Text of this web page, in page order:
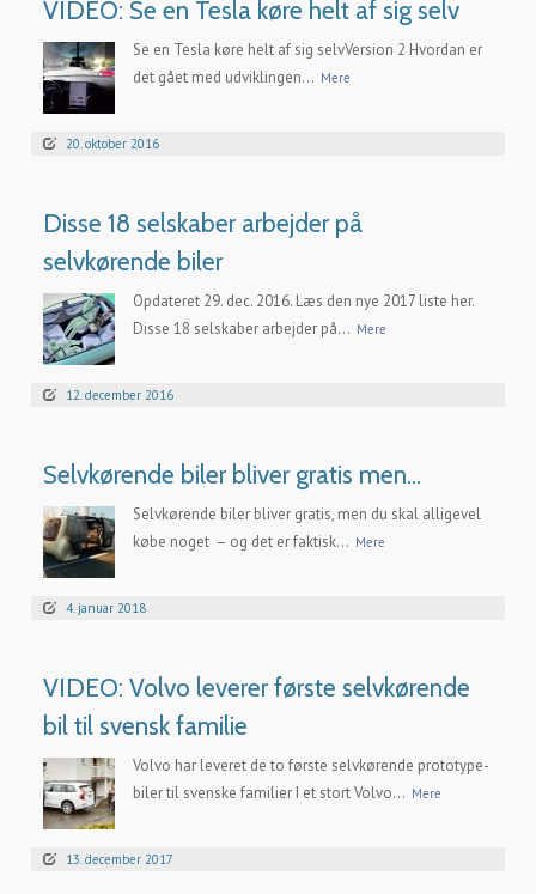
VIDEO: Se en Tesla køre helt af sig selv
Se en Tesla køre helt af sig selvVersion 2 Hvordan er
det gået med udviklingen... Mere
20. oktober 2016
Disse 18 selskaber arbejder på
selvkørende biler
Opdateret 29. dec. 2016. Læs den nye 2017 liste her.
Disse 18 selskaber arbejder på... Mere
12. december 2016
Selvkørende biler bliver gratis men…
Selvkørende biler bliver gratis, men du skal alligevel
købe noget – og det er faktisk... Mere
4. januar 2018
VIDEO: Volvo leverer første selvkørende
bil til svensk familie
Volvo har leveret de to første selvkørende prototype-
biler til svenske familier I et stort Volvo... Mere
13. december 2017